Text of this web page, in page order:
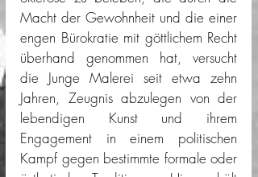
Macht der Gewohnheit und die einer
engen Bürokratie mit göttlichem Recht
überhand genommen hat, versucht
die Junge Malerei seit etwa zehn
Jahren, Zeugnis abzulegen von der
lebendigen Kunst und ihrem
Engagement in einem politischen
Kampf gegen bestimmte formale oder